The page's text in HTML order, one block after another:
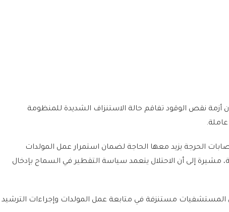
أزمة نقص الوقود تفاقم حالة الاستنزاف الشديدة للمنظومة
الحرجة يزيد معها الحاجة لضمان استمرار عمل المولدات
مشيرة إلى أن الاحتلال يتعمد سياسة التقطير في السماح بإدخال
مستنزفة في متابعة عمل المولدات وإجراءات الترشيد